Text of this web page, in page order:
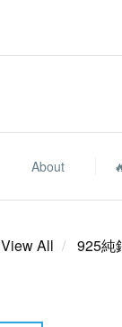
About
View All 925純